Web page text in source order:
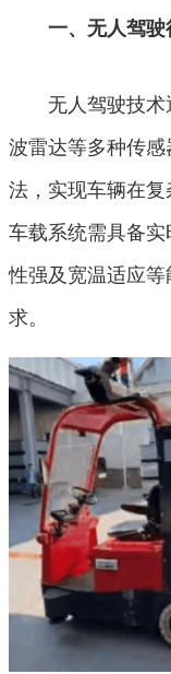
一、无人驾驶
无人驾驶技术
波雷达等多种传
法，实现车辆在复
车载系统需具备
性强及宽温适应
求。